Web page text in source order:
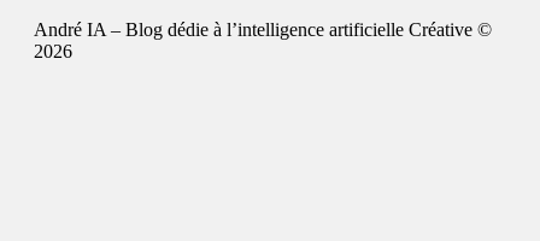
André IA – Blog dédie à l’intelligence artificielle Créative ©
2026